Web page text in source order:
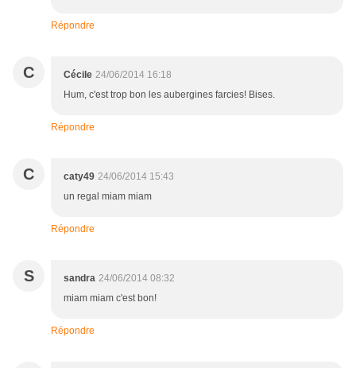
Répondre
C Cécile 24/06/2014 16:18
Hum, c'est trop bon les aubergines farcies! Bises.
Répondre
C caty49 24/06/2014 15:43
un regal miam miam
Répondre
S sandra 24/06/2014 08:32
miam miam c'est bon!
Répondre